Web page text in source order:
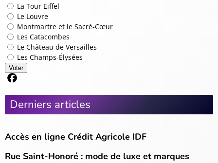
La Tour Eiffel
Le Louvre
Montmartre et le Sacré-Cœur
Les Catacombes
Le Château de Versailles
Les Champs-Élysées
Voter
Derniers articles
Accès en ligne Crédit Agricole IDF
Rue Saint-Honoré : mode de luxe et marques